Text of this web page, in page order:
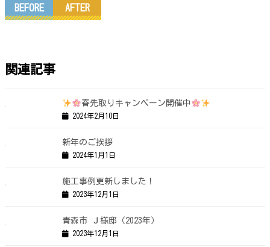
BEFORE AFTER
関連記事
春先取りキャンペーン開催中
2024年2月10日
新年のご挨拶
2024年1月1日
施工事例更新しました！
2023年12月1日
青森市 Ｊ様邸（2023年）
2023年12月1日